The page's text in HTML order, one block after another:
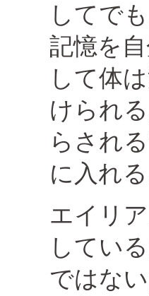
してで
記憶を
して体
けられ
らされ
に入れ
エイリ
してい
ではな